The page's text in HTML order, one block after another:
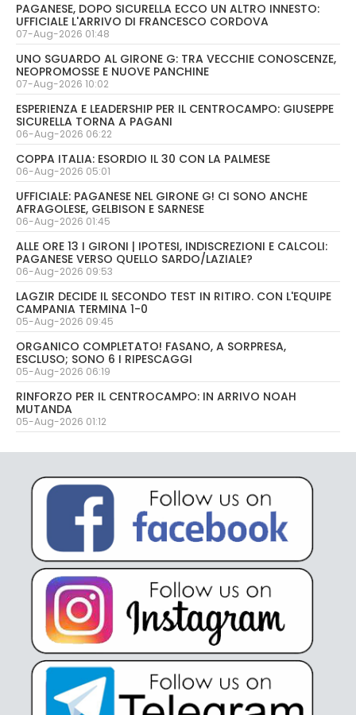
PAGANESE, DOPO SICURELLA ECCO UN ALTRO INNESTO:
UFFICIALE L'ARRIVO DI FRANCESCO CORDOVA
07-Aug-2026 01:48
UNO SGUARDO AL GIRONE G: TRA VECCHIE CONOSCENZE,
NEOPROMOSSE E NUOVE PANCHINE
07-Aug-2026 10:02
ESPERIENZA E LEADERSHIP PER IL CENTROCAMPO: GIUSEPPE
SICURELLA TORNA A PAGANI
06-Aug-2026 06:22
COPPA ITALIA: ESORDIO IL 30 CON LA PALMESE
06-Aug-2026 05:01
UFFICIALE: PAGANESE NEL GIRONE G! CI SONO ANCHE
AFRAGOLESE, GELBISON E SARNESE
06-Aug-2026 01:45
ALLE ORE 13 I GIRONI | IPOTESI, INDISCREZIONI E CALCOLI:
PAGANESE VERSO QUELLO SARDO/LAZIALE?
06-Aug-2026 09:53
LAGZIR DECIDE IL SECONDO TEST IN RITIRO. CON L'EQUIPE
CAMPANIA TERMINA 1-0
05-Aug-2026 09:45
ORGANICO COMPLETATO! FASANO, A SORPRESA,
ESCLUSO; SONO 6 I RIPESCAGGI
05-Aug-2026 06:19
RINFORZO PER IL CENTROCAMPO: IN ARRIVO NOAH
MUTANDA
05-Aug-2026 01:12